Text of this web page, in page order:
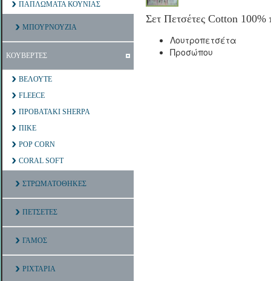
ΠΑΠΛΩΜΑΤΑ ΚΟΥΝΙΑΣ
ΜΠΟΥΡΝΟΥΖΙΑ
ΚΟΥΒΕΡΤΕΣ
ΒΕΛΟΥΤΕ
FLEECE
ΠΡΟΒΑΤΑΚΙ SHERPA
ΠΙΚΕ
POP CORN
CORAL SOFT
ΣΤΡΩΜΑΤΟΘΗΚΕΣ
ΠΕΤΣΕΤΕΣ
ΓΑΜΟΣ
ΡΙΧΤΑΡΙΑ
Σετ Πετσέτες Cotton 100%
Λουτροπετσέτα
Προσώπου